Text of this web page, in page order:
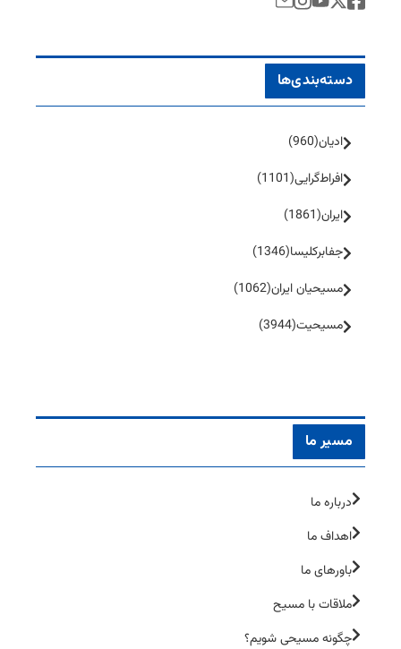
دسته‌بندی‌ها
ادیان(960)
افراط‌گرایی(1101)
ایران(1861)
جفا‌بر‌کلیسا(1346)
مسیحیان ایران(1062)
مسیحیت(3944)
مسیر ما
درباره ما
اهداف ما
باورهای ما
ملاقات با مسیح
چگونه مسیحی شویم؟